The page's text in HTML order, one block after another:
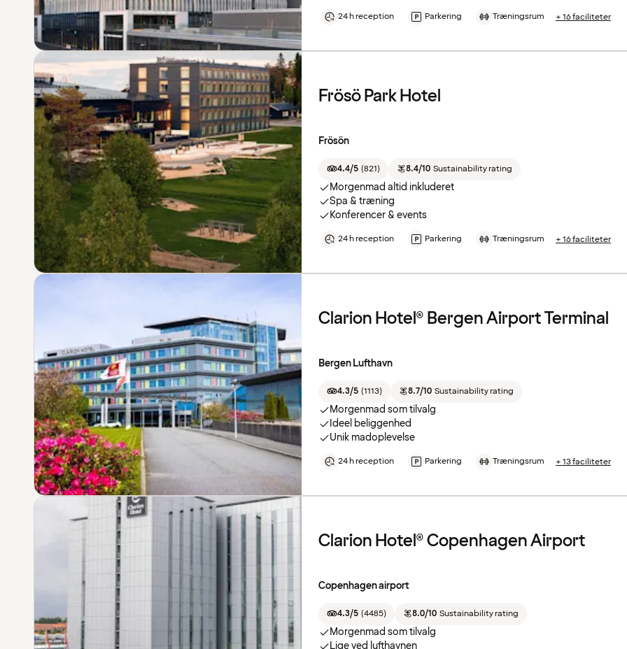
24 h reception Parkering Træningsrum + 16 faciliteter
Frösö Park Hotel
Frösön
4.4/5 (821) 8.4/10 Sustainability rating
Morgenmad altid inkluderet
Spa & træning
Konferencer & events
24 h reception Parkering Træningsrum + 16 faciliteter
Clarion Hotel® Bergen Airport Terminal
Bergen Lufthavn
4.3/5 (1113) 8.7/10 Sustainability rating
Morgenmad som tilvalg
Ideel beliggenhed
Unik madoplevelse
24 h reception Parkering Træningsrum + 13 faciliteter
Clarion Hotel® Copenhagen Airport
Copenhagen airport
4.3/5 (4485) 8.0/10 Sustainability rating
Morgenmad som tilvalg
Lige ved lufthavnen